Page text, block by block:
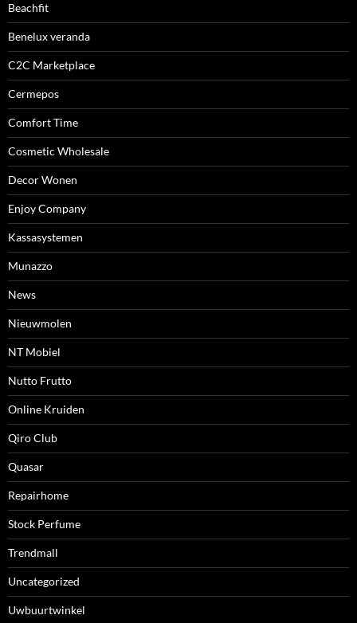
Beachfit
Benelux veranda
C2C Marketplace
Cermepos
Comfort Time
Cosmetic Wholesale
Decor Wonen
Enjoy Company
Kassasystemen
Munazzo
News
Nieuwmolen
NT Mobiel
Nutto Frutto
Online Kruiden
Qiro Club
Quasar
Repairhome
Stock Perfume
Trendmall
Uncategorized
Uwbuurtwinkel